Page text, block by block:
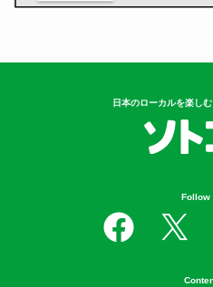
日本のローカルを楽し
Follow